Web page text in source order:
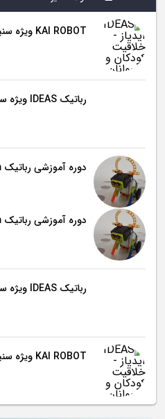
KAI ROBOT ویژه سنین 9...
رباتیک IDEAS ویژه سنین 5و6...
دوره آموزشی رباتیک Dream ویژه...
دوره آموزشی رباتیک Dream ویژه...
رباتیک IDEAS ویژه سنین 5و6...
KAI ROBOT ویژه سنین 9...